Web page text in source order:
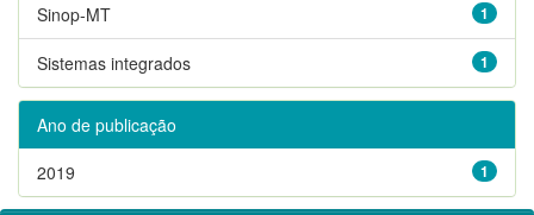
1
Sinop-MT
1
Sistemas integrados
Ano de publicação
1
2019